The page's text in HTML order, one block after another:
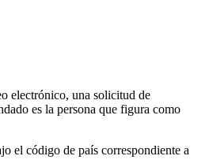
electrónico, una solicitud de
es la persona que figura como
el código de país correspondiente a